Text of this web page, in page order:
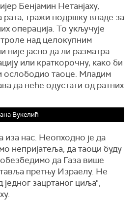
Бенјамин Нетанјаху,
тражи подршку владе за
операција. То укључује
над целокупним
није јасно да ли разматра
или краткорочну, како би
ослободио таоце. Младим
да неће одустати од ратних
Вукелић
иза нас. Неопходно је да
непријатеља, да таоци буду
да Газа више
претњу Израелу. Не
једног зацртаног циља",